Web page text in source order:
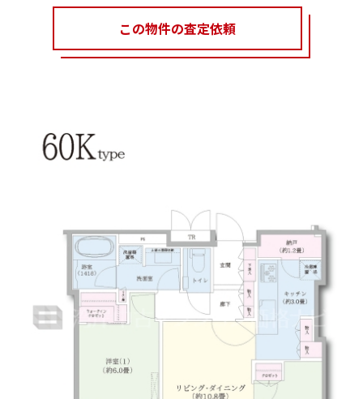
この物件の査定依頼